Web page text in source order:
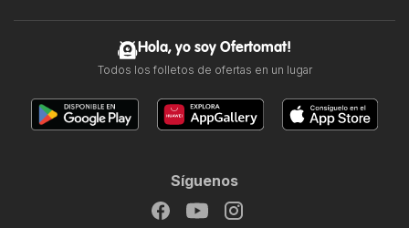
Hola, yo soy Ofertomat!
Todos los folletos de ofertas en un lugar
Síguenos